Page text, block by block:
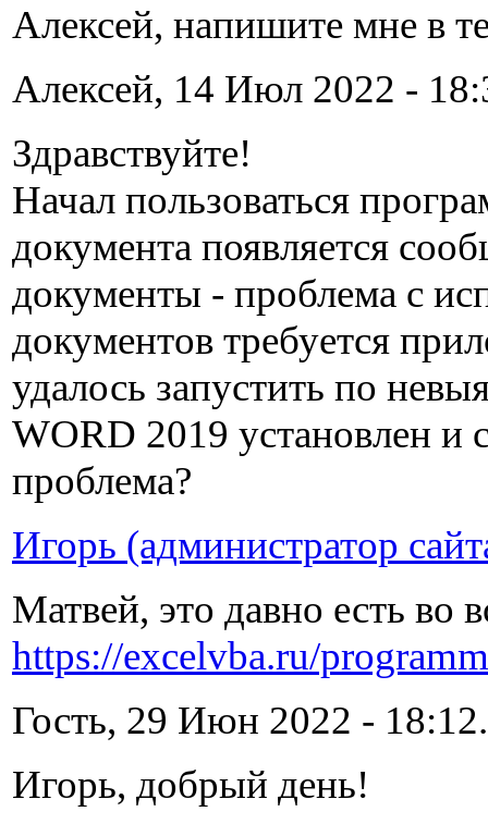
Алексей, напишите мне в
Алексей, 14 Июл 2022 -
Здравствуйте!
Начал пользоваться
документа появляется
документы - проблема с
документов требуется
удалось запустить по
WORD 2019 установлен и
проблема?
Игорь (администратор
Матвей, это давно есть во
https://excelvba.ru/
Гость, 29 Июн 2022 - 18:12.
Игорь, добрый день!